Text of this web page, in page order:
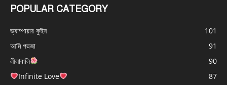
POPULAR CATEGORY
ভ্যাম্পায়ার কুইন
101
আমি পদ্মজা
91
লীলাবালি
90
Infinite Love
87